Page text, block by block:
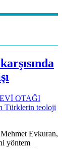
OTAĞI
Evkuran,
yöntem